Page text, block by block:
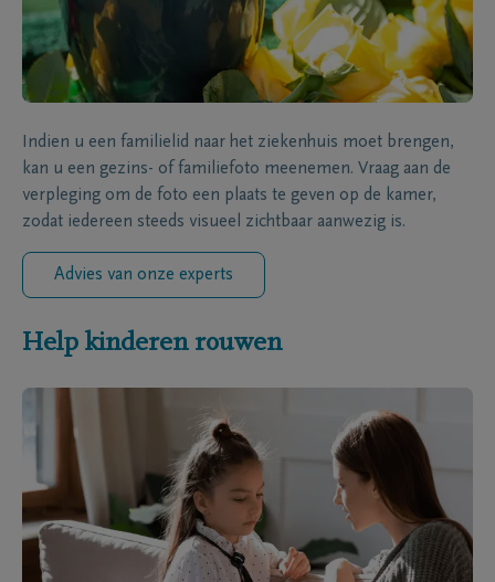
Indien u een familielid naar het ziekenhuis moet brengen,
kan u een gezins- of familiefoto meenemen. Vraag aan de
verpleging om de foto een plaats te geven op de kamer,
zodat iedereen steeds visueel zichtbaar aanwezig is.
Advies van onze experts
Help kinderen rouwen